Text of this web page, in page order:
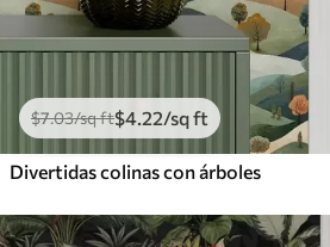
$7.03/sq ft$4.22/sq ft
Divertidas colinas con árboles